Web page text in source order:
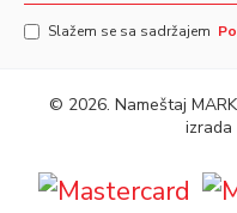
Slažem se sa sadržajem
© 2026. Nameštaj
izrada